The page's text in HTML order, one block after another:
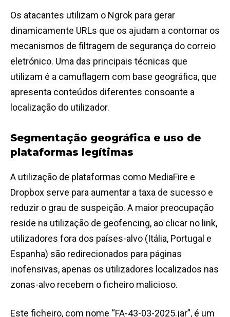
Os atacantes utilizam o Ngrok para gerar
dinamicamente URLs que os ajudam a contornar os
mecanismos de filtragem de segurança do correio
eletrónico. Uma das principais técnicas que
utilizam é a camuflagem com base geográfica, que
apresenta conteúdos diferentes consoante a
localização do utilizador.
Segmentação geográfica e uso de
plataformas legítimas
A utilização de plataformas como MediaFire e
Dropbox serve para aumentar a taxa de sucesso e
reduzir o grau de suspeição. A maior preocupação
reside na utilização de geofencing, ao clicar no link,
utilizadores fora dos países-alvo (Itália, Portugal e
Espanha) são redirecionados para páginas
inofensivas, apenas os utilizadores localizados nas
zonas-alvo recebem o ficheiro malicioso.
Este ficheiro, com nome “FA-43-03-2025.jar”, é um